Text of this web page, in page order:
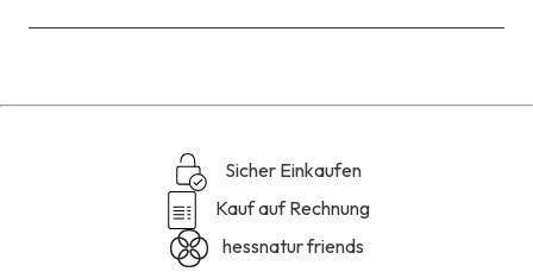
Sicher Einkaufen
Kauf auf Rechnung
hessnatur friends